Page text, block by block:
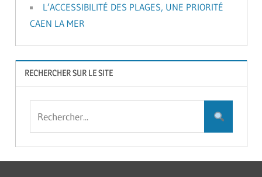
L’ACCESSIBILITÉ DES PLAGES, UNE PRIORITÉ
CAEN LA MER
RECHERCHER SUR LE SITE